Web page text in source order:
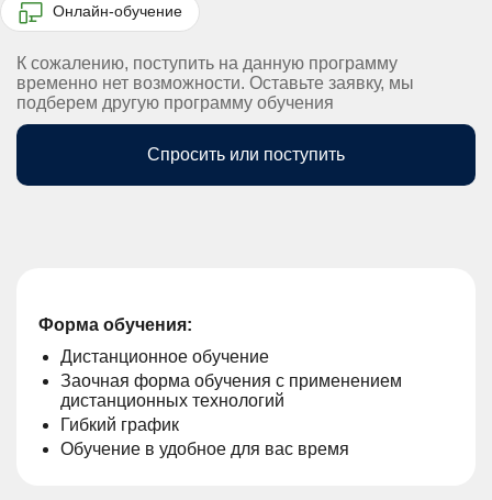
Онлайн-обучение
К сожалению, поступить на данную программу
временно нет возможности. Оставьте заявку, мы
подберем другую программу обучения
Спросить или поступить
Форма обучения:
Дистанционное обучение
Заочная форма обучения с применением
дистанционных технологий
Гибкий график
Обучение в удобное для вас время